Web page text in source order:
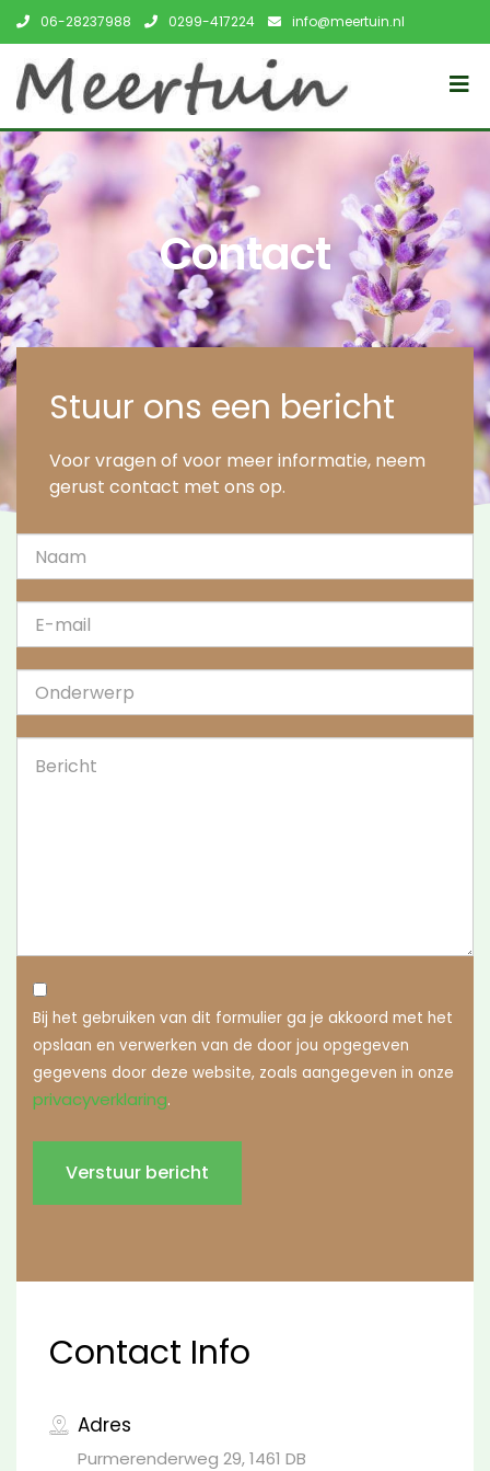
06-28237988 0299-417224 info@meertuin.nl
Contact
Stuur ons een bericht
Voor vragen of voor meer informatie, neem
gerust contact met ons op.
Bij het gebruiken van dit formulier ga je akkoord met het
opslaan en verwerken van de door jou opgegeven
gegevens door deze website, zoals aangegeven in onze
privacyverklaring.
Contact Info
Adres
Purmerenderweg 29, 1461 DB